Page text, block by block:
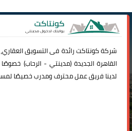
شركةكونتاكترائدة فى التسويق
القاهرة الجديدة (مدينتي -الرحاب) خصوصًا
لدينا فريق عمل محترف ومدرب خصيصًا